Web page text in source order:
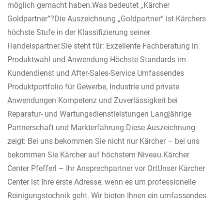
möglich gemacht haben.Was bedeutet „Kärcher
Goldpartner“?Die Auszeichnung „Goldpartner“ ist Kärchers
höchste Stufe in der Klassifizierung seiner
Handelspartner.Sie steht für: Exzellente Fachberatung in
Produktwahl und Anwendung Höchste Standards im
Kundendienst und After-Sales-Service Umfassendes
Produktportfolio für Gewerbe, Industrie und private
Anwendungen Kompetenz und Zuverlässigkeit bei
Reparatur- und Wartungsdienstleistungen Langjährige
Partnerschaft und Markterfahrung Diese Auszeichnung
zeigt: Bei uns bekommen Sie nicht nur Kärcher – bei uns
bekommen Sie Kärcher auf höchstem Niveau.Kärcher
Center Pfefferl – Ihr Ansprechpartner vor OrtUnser Kärcher
Center ist Ihre erste Adresse, wenn es um professionelle
Reinigungstechnik geht. Wir bieten Ihnen ein umfassendes